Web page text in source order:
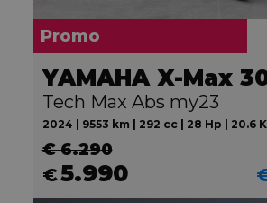
Promo
YAMAHA X-Max
Tech Max Abs my23
2024 | 9553 km | 292 cc | 28 Hp | 20.6
€ 6.290
€5.990